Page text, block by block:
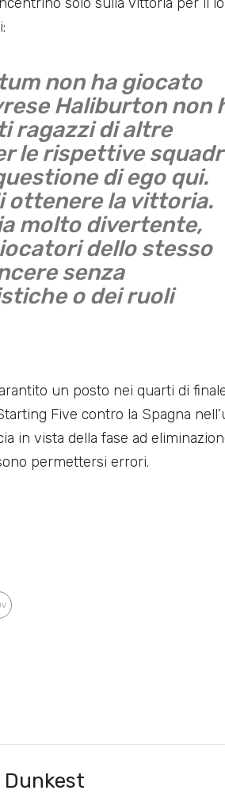
non ha giocato
Haliburton non
ragazzi di altre
le rispettive
di ego qui.
ottenere la vittoria.
molto divertente,
dello stesso
senza
o dei ruoli
un posto nei quarti di
Five contro la Spagna
in vista della fase ad
permettersi errori.